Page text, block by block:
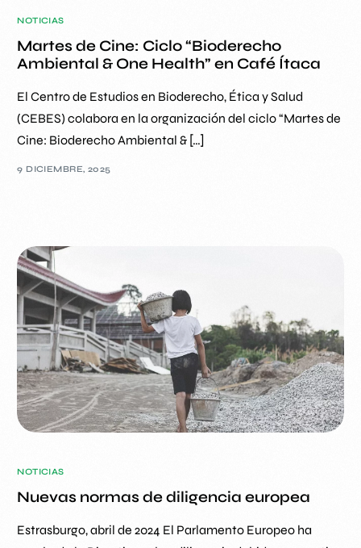
NOTICIAS
Martes de Cine: Ciclo “Bioderecho
Ambiental & One Health” en Café Ítaca
El Centro de Estudios en Bioderecho, Ética y Salud
(CEBES) colabora en la organización del ciclo “Martes de
Cine: Bioderecho Ambiental & […]
9 DICIEMBRE, 2025
NOTICIAS
Nuevas normas de diligencia europea
Estrasburgo, abril de 2024 El Parlamento Europeo ha